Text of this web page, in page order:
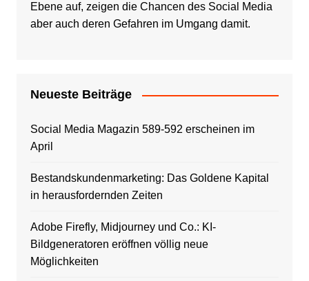
Ebene auf, zeigen die Chancen des Social Media
aber auch deren Gefahren im Umgang damit.
Neueste Beiträge
Social Media Magazin 589-592 erscheinen im
April
Bestandskundenmarketing: Das Goldene Kapital
in herausfordernden Zeiten
Adobe Firefly, Midjourney und Co.: KI-
Bildgeneratoren eröffnen völlig neue
Möglichkeiten